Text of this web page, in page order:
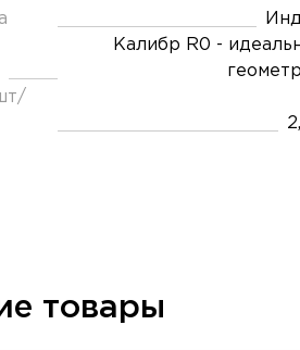
Калибр R0 -
товары